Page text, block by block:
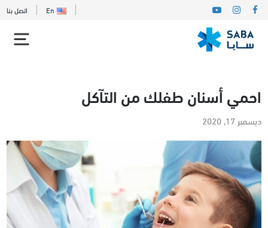
En اتصل بنا
احمي أسنان طفلك من التآكل
ديسمبر 17, 2020